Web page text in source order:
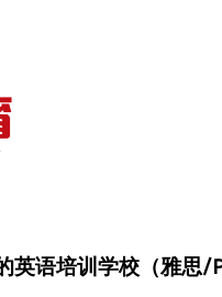
语培训学校（雅思/